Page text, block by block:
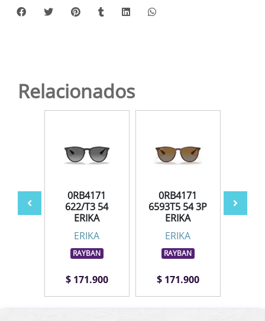
Relacionados
0RB4171
622/T3 54
ERIKA
ERIKA
RAYBAN
$ 171.900
0RB4171
6593T5 54 3P
ERIKA
ERIKA
RAYBAN
$ 171.900